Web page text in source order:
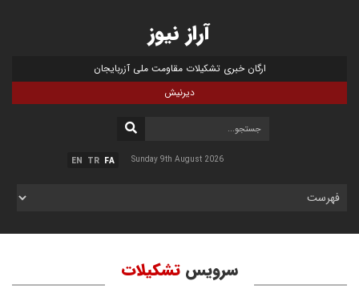
آراز نیوز
ارگان خبری تشکیلات مقاومت ملی آزربایجان
دیرنیش
FA
TR
EN Sunday 9th August 2026
سرویس تشکیلات